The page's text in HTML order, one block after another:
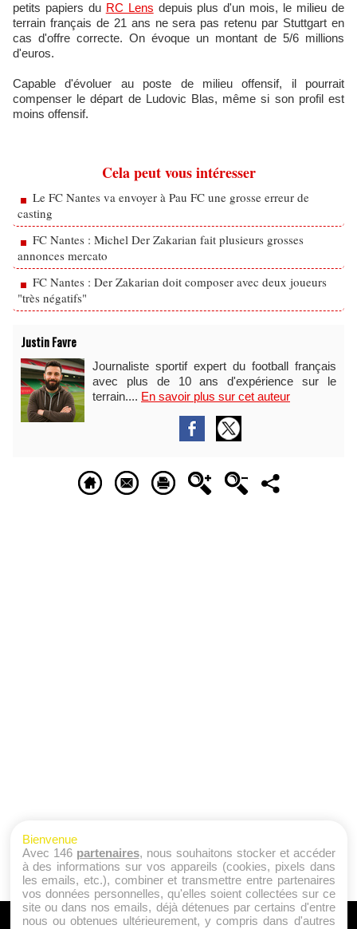
petits papiers du RC Lens depuis plus d'un mois, le milieu de
terrain français de 21 ans ne sera pas retenu par Stuttgart en
cas d'offre correcte. On évoque un montant de 5/6 millions
d'euros.
Capable d'évoluer au poste de milieu offensif, il pourrait
compenser le départ de Ludovic Blas, même si son profil est
moins offensif.
Cela peut vous intéresser
Le FC Nantes va envoyer à Pau FC une grosse erreur de
casting
FC Nantes : Michel Der Zakarian fait plusieurs grosses
annonces mercato
FC Nantes : Der Zakarian doit composer avec deux joueurs
"très négatifs"
Justin Favre
Journaliste sportif expert du football français
avec plus de 10 ans d'expérience sur le
terrain.... En savoir plus sur cet auteur
Bienvenue
Avec 146 partenaires, nous souhaitons stocker et accéder
à des informations sur vos appareils (cookies, pixels dans
les emails, etc.), combiner et transmettre entre partenaires
vos données personnelles, qu'elles soient collectées sur ce
site ou dans nos emails, déjà détenues par certains d'entre
nous ou obtenues ultérieurement, y compris dans d'autres